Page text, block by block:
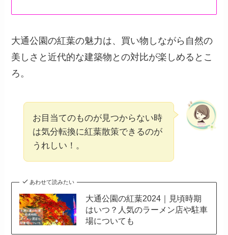
大通公園の紅葉の魅力は、買い物しながら自然の
美しさと近代的な建築物との対比が楽しめるとこ
ろ。
お目当てのものが見つからない時
は気分転換に紅葉散策できるのが
うれしい！。
あわせて読みたい
大通公園の紅葉2024｜見頃時期
はいつ？人気のラーメン店や駐車
場についても